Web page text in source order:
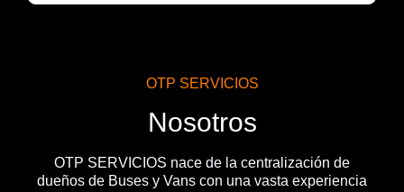
OTP SERVICIOS
Nosotros
OTP SERVICIOS nace de la centralización de
dueños de Buses y Vans con una vasta experiencia